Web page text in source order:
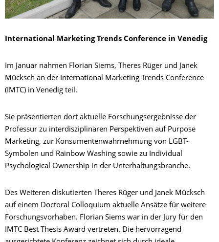
International Marketing Trends Conference in Venedig
Im Januar nahmen Florian Siems, Theres Rüger und Janek
Mücksch an der International Marketing Trends Conference
(IMTC) in Venedig teil.
Sie präsentierten dort aktuelle Forschungsergebnisse der
Professur zu interdisziplinären Perspektiven auf Purpose
Marketing, zur Konsumentenwahrnehmung von LGBT-
Symbolen und Rainbow Washing sowie zu Individual
Psychological Ownership in der Unterhaltungsbranche.
Des Weiteren diskutierten Theres Rüger und Janek Mücksch
auf einem Doctoral Colloquium aktuelle Ansätze für weitere
Forschungsvorhaben. Florian Siems war in der Jury für den
IMTC Best Thesis Award vertreten. Die hervorragend